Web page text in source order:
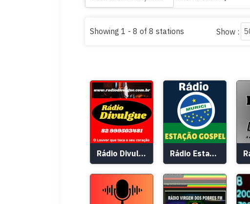
Showing 1 - 8 of 8 stations Show :
Rádio Divulgue Rádio Estação Gospel Murici